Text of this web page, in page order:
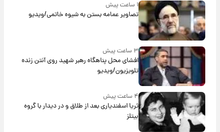
۱ ساعت پیش
تصاویر عمامه بستن به شیوه خاتمی/ویدیو
۳ ساعت پیش
افشای محل پناهگاه‌ رهبر شهید روی آنتن زنده
تلویزیون/ویدیو
۴ ساعت پیش
ثریا اسفندیاری بعد از طلاق و در دیدار با گروه
بیتلز